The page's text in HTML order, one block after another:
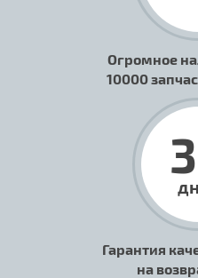
Огромное
10000
Гарантия
на